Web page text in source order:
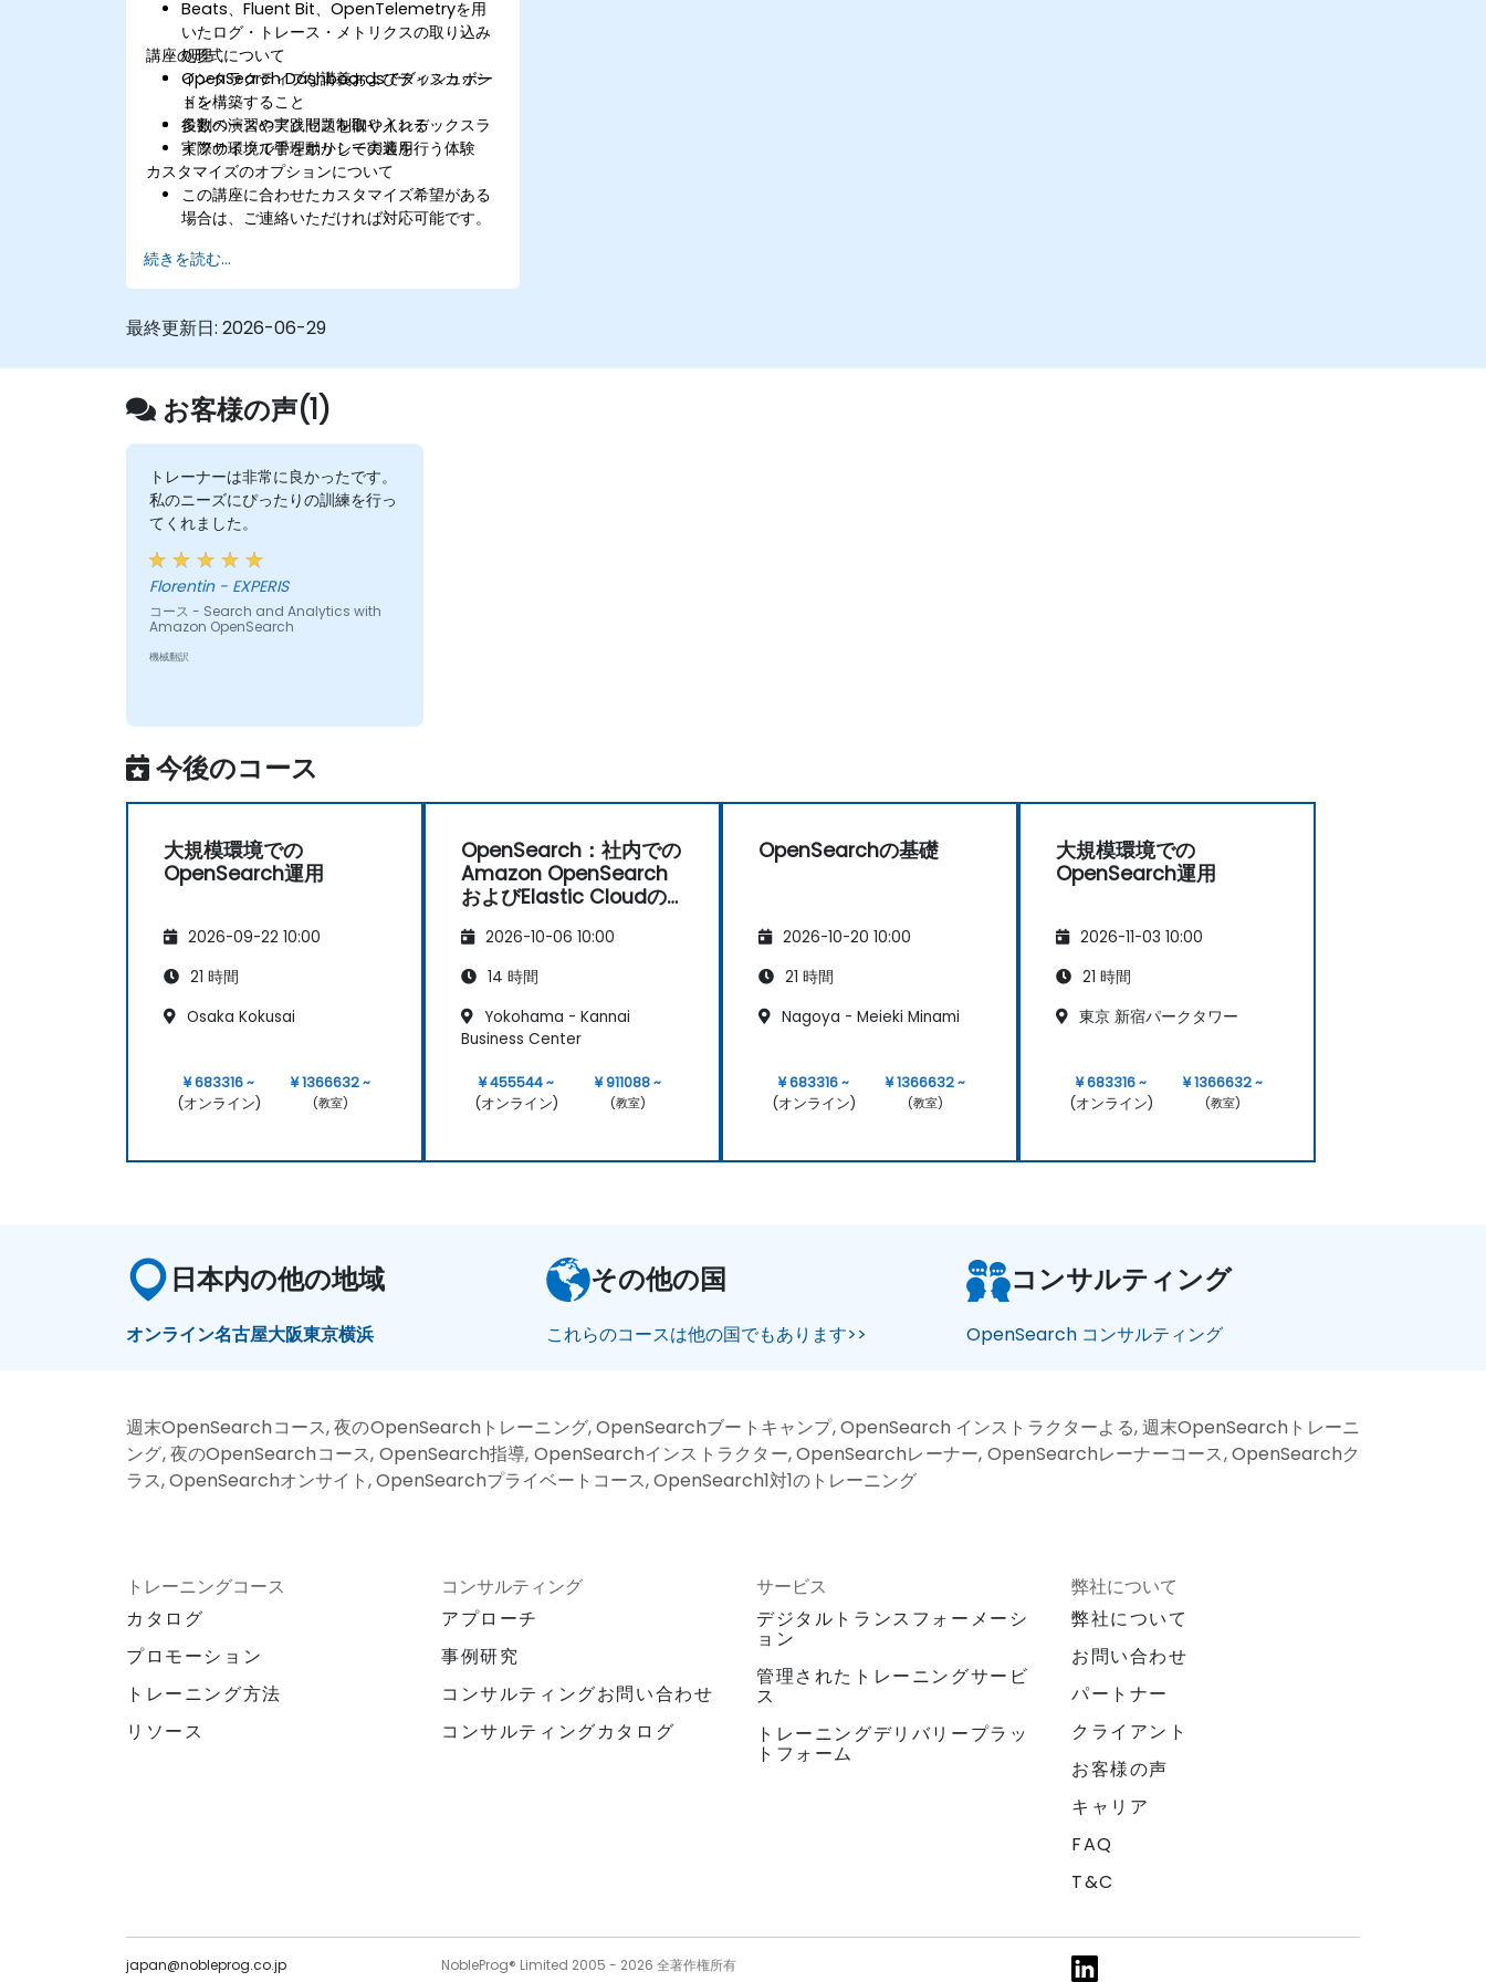
Beats、Fluent Bit、OpenTelemetryを用
いたログ・トレース・メトリクスの取り込み
処理
OpenSearch Dashboardsでダッシュボー
ドを構築すること
役割ベースのアクセス制御やインデックスラ
イフサイクル管理ポリシーの適用
講座の形式について
インタラクティブな講義およびディスカッシ
ョン
多数の演習や実践問題を取り入れる
実際の環境で手を動かして実装を行う体験
カスタマイズのオプションについて
この講座に合わせたカスタマイズ希望がある
場合は、ご連絡いただければ対応可能です。
続きを読む...
最終更新日: 2026-06-29
お客様の声(1)
トレーナーは非常に良かったです。
私のニーズにぴったりの訓練を行っ
てくれました。
Florentin - EXPERIS
コース - Search and Analytics with
Amazon OpenSearch
機械翻訳
今後のコース
大規模環境での
OpenSearch運用
2026-09-22 10:00
21 時間
Osaka Kokusai
¥ 683316 ~
(オンライン)
¥ 1366632 ~
(教室)
OpenSearch：社内での
Amazon OpenSearch
およびElastic Cloudの
2026-10-06 10:00
14 時間
Yokohama - Kannai
Business Center
¥ 455544 ~
(オンライン)
¥ 911088 ~
(教室)
OpenSearchの基礎
2026-10-20 10:00
21 時間
Nagoya - Meieki Minami
¥ 683316 ~
(オンライン)
¥ 1366632 ~
(教室)
大規模環境での
OpenSearch運用
2026-11-03 10:00
21 時間
東京 新宿パークタワー
¥ 683316 ~
(オンライン)
¥ 1366632 ~
(教室)
日本内の他の地域
オンライン名古屋大阪東京横浜
その他の国
これらのコースは他の国でもあります>>
コンサルティング
OpenSearch コンサルティング
週末OpenSearchコース, 夜のOpenSearchトレーニング, OpenSearchブートキャンプ, OpenSearch インストラクターよる, 週末OpenSearchトレーニ
ング, 夜のOpenSearchコース, OpenSearch指導, OpenSearchインストラクター, OpenSearchレーナー, OpenSearchレーナーコース, OpenSearchク
ラス, OpenSearchオンサイト, OpenSearchプライベートコース, OpenSearch1対1のトレーニング
トレーニングコース
カタログ
プロモーション
トレーニング方法
リソース
コンサルティング
アプローチ
事例研究
コンサルティングお問い合わせ
コンサルティングカタログ
サービス
デジタルトランスフォーメーシ
ョン
管理されたトレーニングサービ
ス
トレーニングデリバリープラッ
トフォーム
弊社について
弊社について
お問い合わせ
パートナー
クライアント
お客様の声
キャリア
FAQ
T&C
japan@nobleprog.co.jp NobleProg® Limited 2005 - 2026 全著作権所有